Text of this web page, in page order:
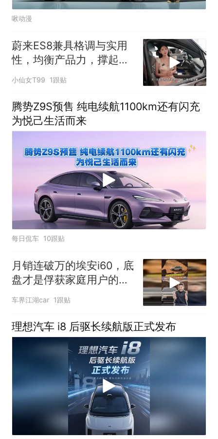
啾动漫
蔚来ES8兼具格调与实用
性，均衡产品力，撑起多
元出行生活！
小仙女T99 1跟贴
腾势Z9S预售 纯电续航1100km还有闪充
为悦己生活而来
每日侃车 10跟贴
月销连破万的埃安i60，底
盘才是俘获家庭用户的王
牌
车界江湖car 1跟贴
理想汽车 i8 后驱长续航版正式发布